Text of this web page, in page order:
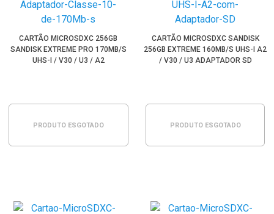
CARTÃO MICROSDXC 256GB
SANDISK EXTREME PRO 170MB/S
UHS-I / V30 / U3 / A2
PRODUTO ESGOTADO
CARTÃO MICROSDXC SANDISK
256GB EXTREME 160MB/S UHS-I A2
/ V30 / U3 ADAPTADOR SD
PRODUTO ESGOTADO